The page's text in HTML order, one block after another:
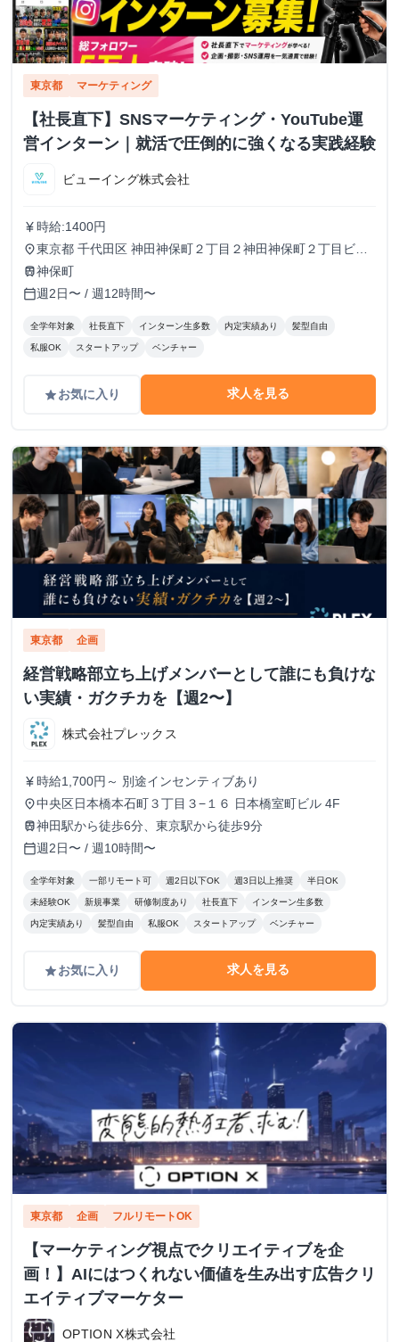
東京都 マーケティング
【社長直下】SNSマーケティング・YouTube運
営インターン｜就活で圧倒的に強くなる実践経験
ビューイング株式会社
currency_yen 時給:1400円
place東京都 千代田区 神田神保町２丁目２神田神保町２丁目ビル
５０２号室
train神保町
calendar_today週2日〜 / 週12時間〜
全学年対象 社長直下 インターン生多数 内定実績あり 髪型自由
私服OK スタートアップ ベンチャー
gradeお気に入り 求人を見る
東京都 企画
経営戦略部立ち上げメンバーとして誰にも負けな
い実績・ガクチカを【週2〜】
株式会社プレックス
currency_yen 時給1,700円～ 別途インセンティブあり
place中央区日本橋本石町３丁目３−１６ 日本橋室町ビル 4F
train神田駅から徒歩6分、東京駅から徒歩9分
calendar_today週2日〜 / 週10時間〜
全学年対象 一部リモート可 週2日以下OK 週3日以上推奨 半日OK
未経験OK 新規事業 研修制度あり 社長直下 インターン生多数
内定実績あり 髪型自由 私服OK スタートアップ ベンチャー
gradeお気に入り 求人を見る
東京都 企画 フルリモートOK
【マーケティング視点でクリエイティブを企
画！】AIにはつくれない価値を生み出す広告クリ
エイティブマーケター
OPTION X株式会社